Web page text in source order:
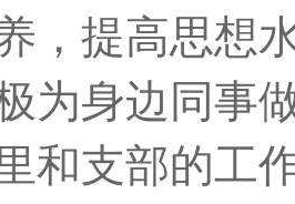
，提高思想
为身边同事
和支部的工